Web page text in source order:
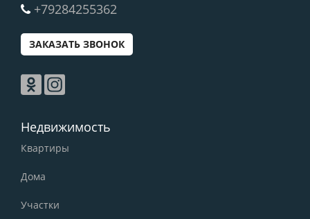
+79284255362
ЗАКАЗАТЬ ЗВОНОК
Недвижимость
Квартиры
Дома
Участки